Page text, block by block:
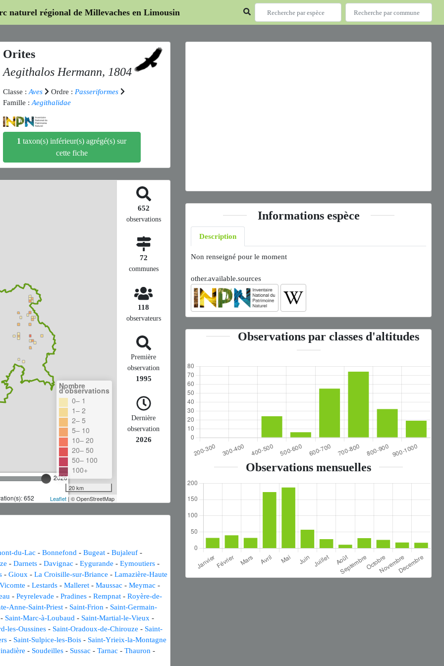
naturel régional de Millevaches en Limousin
Orites
AegithalosHermann, 1804
Classe : Aves Ordre : Passeriformes
Famille : Aegithalidae
1taxon(s) inférieur(s) agrégé(s) sur
cette fiche
2026
652
Nombre
d'observations
0– 1
1– 2
2– 5
5– 10
10– 20
20– 50
50– 100
100+
20 km
Leaflet| © OpenStreetMap
652
observations
72
communes
118
observateurs
Première
observation
1995
Dernière
observation
2026
du-Lac - Bonnefond - Bugeat - Bujaleuf -
- Darnets - Davignac - Eygurande - Eymoutiers -
- Gioux - La Croisille-sur-Briance - Lamazière-Haute
- Lestards - Malleret - Maussac - Meymac -
- Peyrelevade - Pradines - Rempnat - Royère-de-
Anne-Saint-Priest - Saint-Frion - Saint-Germain-
Saint-Marc-à-Loubaud - Saint-Martial-le-Vieux -
les-Oussines - Saint-Oradoux-de-Chirouze - Saint-
- Saint-Sulpice-les-Bois - Saint-Yrieix-la-Montagne
- Soudeilles - Sussac - Tarnac - Thauron -
Informations espèce
Description
Non renseigné pour le moment
other.available.sources
Observations par classes d'altitudes
Observations mensuelles